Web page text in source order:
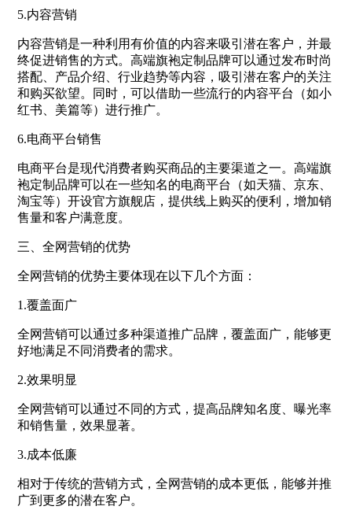
5.内容营销
内容营销是一种利用有价值的内容来吸引潜在客户，并最
终促进销售的方式。高端旗袍定制品牌可以通过发布时尚
搭配、产品介绍、行业趋势等内容，吸引潜在客户的关注
和购买欲望。同时，可以借助一些流行的内容平台（如小
红书、美篇等）进行推广。
6.电商平台销售
电商平台是现代消费者购买商品的主要渠道之一。高端旗
袍定制品牌可以在一些知名的电商平台（如天猫、京东、
淘宝等）开设官方旗舰店，提供线上购买的便利，增加销
售量和客户满意度。
三、全网营销的优势
全网营销的优势主要体现在以下几个方面：
1.覆盖面广
全网营销可以通过多种渠道推广品牌，覆盖面广，能够更
好地满足不同消费者的需求。
2.效果明显
全网营销可以通过不同的方式，提高品牌知名度、曝光率
和销售量，效果显著。
3.成本低廉
相对于传统的营销方式，全网营销的成本更低，能够并推
广到更多的潜在客户。